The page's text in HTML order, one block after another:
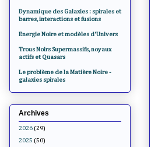
Dynamique des Galaxies : spirales et
barres, interactions et fusions
Energie Noire et modèles d'Univers
Trous Noirs Supermassifs, noyaux
actifs et Quasars
Le problème de la Matière Noire -
galaxies spirales
Archives
2026 (29)
2025 (50)